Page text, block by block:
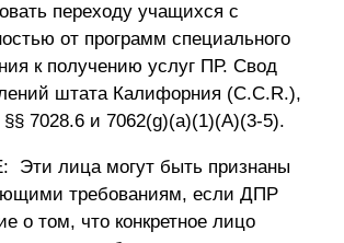
переходу учащихся с
от программ специального
к получению услуг ПР. Свод
штата Калифорния (C.C.R.),
§§ 7028.6 и 7062(g)(a)(1)(A)(3-5).
лица могут быть признаны
требованиям, если ДПР
о том, что конкретное лицо